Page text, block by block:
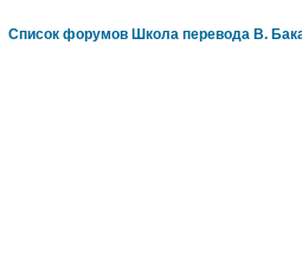
Список форумов Школа перевода В.